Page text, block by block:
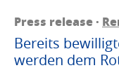
Press release ·
Bereits
werden dem